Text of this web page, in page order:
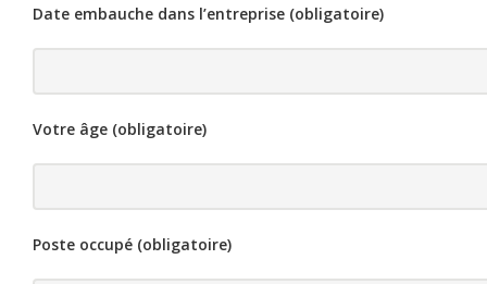
Date embauche dans l’entreprise (obligatoire)
Votre âge (obligatoire)
Poste occupé (obligatoire)